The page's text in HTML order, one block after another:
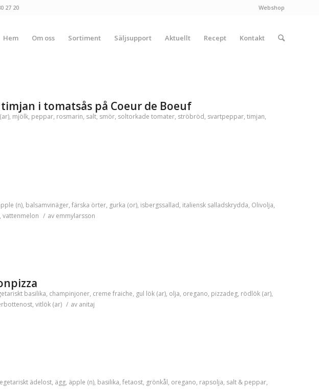
Webshop
27 20
Hem Om oss Sortiment Säljsupport Aktuellt Recept Kontakt
i tomatsås på Coeur de Boeuf
, mjölk, peppar, rosmarin, salt, smör, soltorkade tomater, ströbröd, svartpeppar, timjan,
(n), balsamvinäger, färska örter, gurka (or), isbergssallad, italiensk salladskrydda, Olivolja,
vattenmelon / av emmylarsson
basilika, champinjoner, creme fraiche, gul lök (ar), olja, oregano, pizzadeg, rödlök (ar),
, vitlök (ar) / av anitaj
ädelost, ägg, äpple (n), basilika, fetaost, grönkål, oregano, rapsolja, salt & peppar,